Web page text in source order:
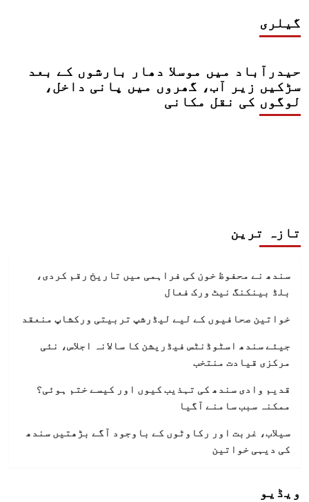
کیے
بغیر
خریدے
گیلری
حیدرآباد میں موسلا دھار بارشوں کے بعد
سڑکیں زیر آب، گھروں میں پانی داخل،
لوگوں کی نقل مکانی
تازہ ترین
سندھ نے محفوظ خون کی فراہمی میں تاریخ رقم کردی،
بلڈ بینکنگ نیٹ ورک فعال
خواتین صحافیوں کے لیے لیڈرشپ تربیتی ورکشاپ منعقد
جیئے سندھ اسٹوڈنٹس فیڈریشن کا سالانہ اجلاس، نئی
مرکزی قیادت منتخب
قدیم وادی سندھ کی تہذیب کیوں اور کیسے ختم ہوئی؟
ممکنہ سبب سامنے آگیا
سیلاب، غربت اور رکاوٹوں کے باوجود آگے بڑھتیں سندھ
کی دیہی خواتین
ویڈیو